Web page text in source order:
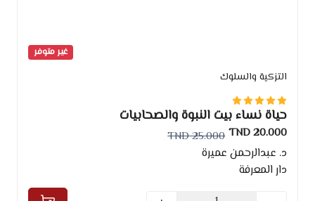
غير متوفر
التزكية والسلوك
حياة نساء بيت النبوة والصحابيات
20.000 TND
25.000 TND
د. عبدالرحمن عميرة
دار المعرفة